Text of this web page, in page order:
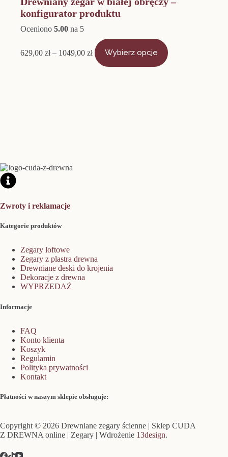
konfigurator produktu
Oceniono 5.00 na 5
629,00 zł – 1049,00 zł
Zakres
cen:
od
Wybierz opcje
produkt
Zwroty i reklamacje
Kategorie produktów
Zegary loftowe
Zegary z plastra drewna
Drewniane deski do krojenia
Dekoracje z drewna
WYPRZEDAŻ
Informacje
FAQ
Konto klienta
Koszyk
Regulamin
Polityka prywatności
Kontakt
Płatności w naszym sklepie obsługuje:
Copyright © 2026 Drewniane zegary ścienne | Sklep CUDA
Z DREWNA online | Zegary | Wdrożenie 13design.